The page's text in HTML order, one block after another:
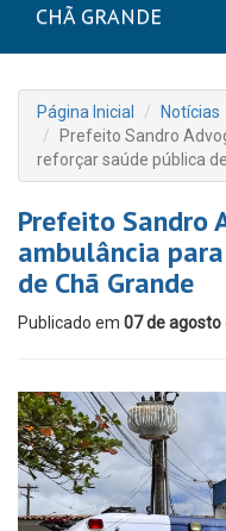
CHÃ GRANDE
Página Inicial
Notícias
Prefeito Sandro
reforçar saúde pública
Prefeito Sandro
ambulância
de Chã Grande
Publicado em 07 de agosto